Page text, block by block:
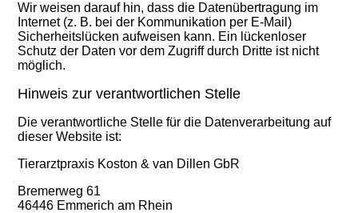
Wir weisen darauf hin, dass die Datenübertragung im
Internet (z. B. bei der Kommunikation per E-Mail)
Sicherheitslücken aufweisen kann. Ein lückenloser
Schutz der Daten vor dem Zugriff durch Dritte ist nicht
möglich.
Hinweis zur verantwortlichen Stelle
Die verantwortliche Stelle für die Datenverarbeitung auf
dieser Website ist:
Tierarztpraxis Koston & van Dillen GbR
Bremerweg 61
46446 Emmerich am Rhein